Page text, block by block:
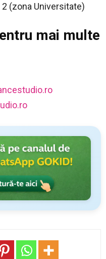
2 (zona Universitate)
mai multe